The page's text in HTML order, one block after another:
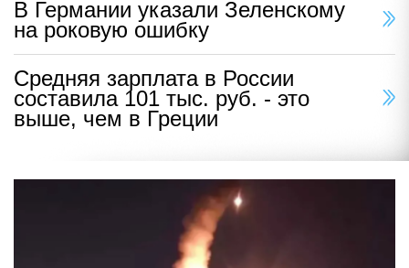
В Германии указали Зеленскому
на роковую ошибку
Средняя зарплата в России
составила 101 тыс. руб. - это
выше, чем в Греции